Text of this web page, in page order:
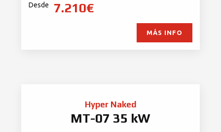
Desde 7.210€
MÁS INFO
Hyper Naked
MT-07 35 kW